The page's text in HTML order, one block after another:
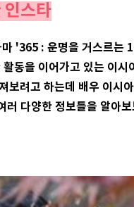
인스타
'365 : 운명을 거스르는
동을 이어가고 있는 이
보려고 하는데 배우 이시
러 다양한 정보들을 알아